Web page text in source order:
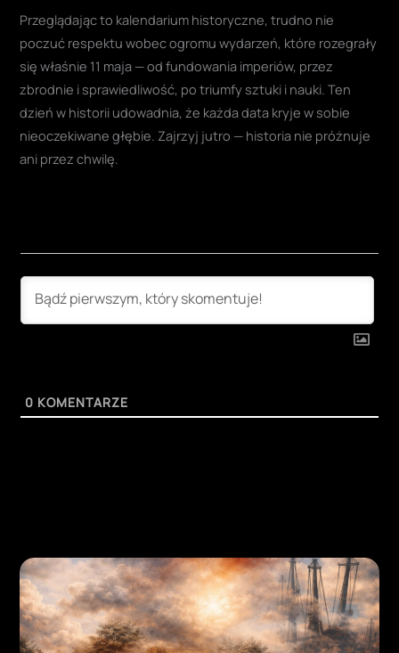
Przeglądając to kalendarium historyczne, trudno nie
poczuć respektu wobec ogromu wydarzeń, które rozegrały
się właśnie 11 maja — od fundowania imperiów, przez
zbrodnie i sprawiedliwość, po triumfy sztuki i nauki. Ten
dzień w historii udowadnia, że każda data kryje w sobie
nieoczekiwane głębie. Zajrzyj jutro — historia nie próżnuje
ani przez chwilę.
0 KOMENTARZE